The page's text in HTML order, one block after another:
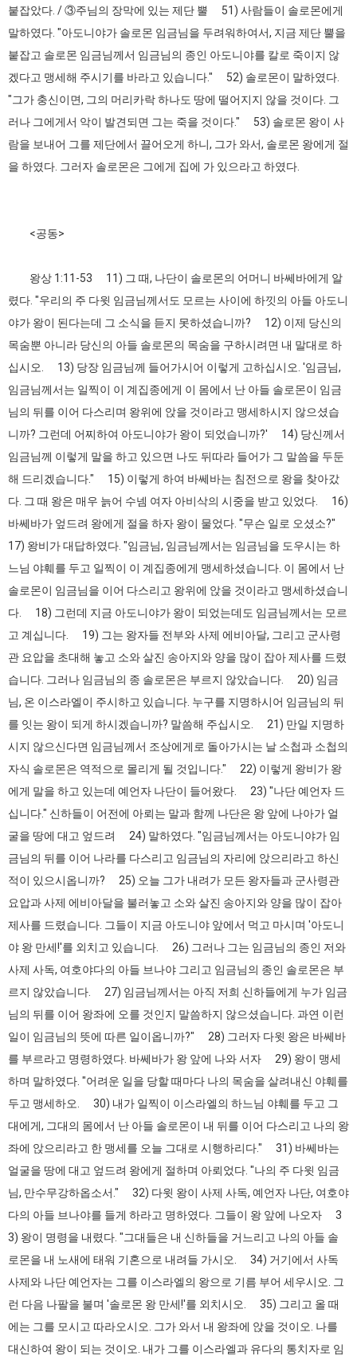
붙잡았다. / ③주님의 장막에 있는 제단 뿔 51) 사람들이 솔로몬에게
말하였다. "아도니야가 솔로몬 임금님을 두려워하여서, 지금 제단 뿔을
붙잡고 솔로몬 임금님께서 임금님의 종인 아도니야를 칼로 죽이지 않
겠다고 맹세해 주시기를 바라고 있습니다." 52) 솔로몬이 말하였다.
"그가 충신이면, 그의 머리카락 하나도 땅에 떨어지지 않을 것이다. 그
러나 그에게서 악이 발견되면 그는 죽을 것이다." 53) 솔로몬 왕이 사
람을 보내어 그를 제단에서 끌어오게 하니, 그가 와서, 솔로몬 왕에게 절
을 하였다. 그러자 솔로몬은 그에게 집에 가 있으라고 하였다.
<공동>
왕상 1:11-53 11) 그 때, 나단이 솔로몬의 어머니 바쎄바에게 알
렸다. "우리의 주 다윗 임금님께서도 모르는 사이에 하낏의 아들 아도니
야가 왕이 된다는데 그 소식을 듣지 못하셨습니까? 12) 이제 당신의
목숨뿐 아니라 당신의 아들 솔로몬의 목숨을 구하시려면 내 말대로 하
십시오. 13) 당장 임금님께 들어가시어 이렇게 고하십시오. '임금님,
임금님께서는 일찍이 이 계집종에게 이 몸에서 난 아들 솔로몬이 임금
님의 뒤를 이어 다스리며 왕위에 앉을 것이라고 맹세하시지 않으셨습
니까? 그런데 어찌하여 아도니야가 왕이 되었습니까?' 14) 당신께서
임금님께 이렇게 말을 하고 있으면 나도 뒤따라 들어가 그 말씀을 두둔
해 드리겠습니다." 15) 이렇게 하여 바쎄바는 침전으로 왕을 찾아갔
다. 그 때 왕은 매우 늙어 수넴 여자 아비삭의 시중을 받고 있었다. 16)
바쎄바가 엎드려 왕에게 절을 하자 왕이 물었다. "무슨 일로 오셨소?"
17) 왕비가 대답하였다. "임금님, 임금님께서는 임금님을 도우시는 하
느님 야훼를 두고 일찍이 이 계집종에게 맹세하셨습니다. 이 몸에서 난
솔로몬이 임금님을 이어 다스리고 왕위에 앉을 것이라고 맹세하셨습니
다. 18) 그런데 지금 아도니야가 왕이 되었는데도 임금님께서는 모르
고 계십니다. 19) 그는 왕자들 전부와 사제 에비아달, 그리고 군사령
관 요압을 초대해 놓고 소와 살진 송아지와 양을 많이 잡아 제사를 드렸
습니다. 그러나 임금님의 종 솔로몬은 부르지 않았습니다. 20) 임금
님, 온 이스라엘이 주시하고 있습니다. 누구를 지명하시어 임금님의 뒤
를 잇는 왕이 되게 하시겠습니까? 말씀해 주십시오. 21) 만일 지명하
시지 않으신다면 임금님께서 조상에게로 돌아가시는 날 소첩과 소첩의
자식 솔로몬은 역적으로 몰리게 될 것입니다." 22) 이렇게 왕비가 왕
에게 말을 하고 있는데 예언자 나단이 들어왔다. 23) "나단 예언자 드
십니다." 신하들이 어전에 아뢰는 말과 함께 나단은 왕 앞에 나아가 얼
굴을 땅에 대고 엎드려 24) 말하였다. "임금님께서는 아도니야가 임
금님의 뒤를 이어 나라를 다스리고 임금님의 자리에 앉으리라고 하신
적이 있으시옵니까? 25) 오늘 그가 내려가 모든 왕자들과 군사령관
요압과 사제 에비아달을 불러놓고 소와 살진 송아지와 양을 많이 잡아
제사를 드렸습니다. 그들이 지금 아도니야 앞에서 먹고 마시며 '아도니
야 왕 만세!'를 외치고 있습니다. 26) 그러나 그는 임금님의 종인 저와
사제 사독, 여호야다의 아들 브나야 그리고 임금님의 종인 솔로몬은 부
르지 않았습니다. 27) 임금님께서는 아직 저희 신하들에게 누가 임금
님의 뒤를 이어 왕좌에 오를 것인지 말씀하지 않으셨습니다. 과연 이런
일이 임금님의 뜻에 따른 일이옵니까?" 28) 그러자 다윗 왕은 바쎄바
를 부르라고 명령하였다. 바쎄바가 왕 앞에 나와 서자 29) 왕이 맹세
하며 말하였다. "어려운 일을 당할 때마다 나의 목숨을 살려내신 야훼를
두고 맹세하오. 30) 내가 일찍이 이스라엘의 하느님 야훼를 두고 그
대에게, 그대의 몸에서 난 아들 솔로몬이 내 뒤를 이어 다스리고 나의 왕
좌에 앉으리라고 한 맹세를 오늘 그대로 시행하리다." 31) 바쎄바는
얼굴을 땅에 대고 엎드려 왕에게 절하며 아뢰었다. "나의 주 다윗 임금
님, 만수무강하옵소서." 32) 다윗 왕이 사제 사독, 예언자 나단, 여호야
다의 아들 브나야를 들게 하라고 명하였다. 그들이 왕 앞에 나오자 3
3) 왕이 명령을 내렸다. "그대들은 내 신하들을 거느리고 나의 아들 솔
로몬을 내 노새에 태워 기혼으로 내려들 가시오. 34) 거기에서 사독
사제와 나단 예언자는 그를 이스라엘의 왕으로 기름 부어 세우시오. 그
런 다음 나팔을 불며 '솔로몬 왕 만세!'를 외치시오. 35) 그리고 올 때
에는 그를 모시고 따라오시오. 그가 와서 내 왕좌에 앉을 것이오. 나를
대신하여 왕이 되는 것이오. 내가 그를 이스라엘과 유다의 통치자로 임